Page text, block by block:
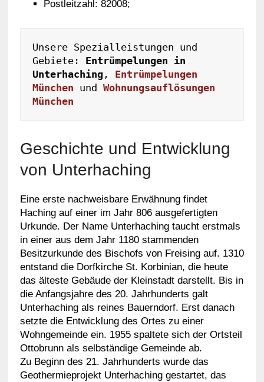
Postleitzahl: 82008;
Unsere Spezialleistungen und
Gebiete: Entrümpelungen in
Unterhaching, Entrümpelungen
München und Wohnungsauflösungen
München
Geschichte und Entwicklung
von Unterhaching
Eine erste nachweisbare Erwähnung findet
Haching auf einer im Jahr 806 ausgefertigten
Urkunde. Der Name Unterhaching taucht erstmals
in einer aus dem Jahr 1180 stammenden
Besitzurkunde des Bischofs von Freising auf. 1310
entstand die Dorfkirche St. Korbinian, die heute
das älteste Gebäude der Kleinstadt darstellt. Bis in
die Anfangsjahre des 20. Jahrhunderts galt
Unterhaching als reines Bauerndorf. Erst danach
setzte die Entwicklung des Ortes zu einer
Wohngemeinde ein. 1955 spaltete sich der Ortsteil
Ottobrunn als selbständige Gemeinde ab.
Zu Beginn des 21. Jahrhunderts wurde das
Geothermieprojekt Unterhaching gestartet, das